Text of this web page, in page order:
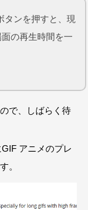
タンを押すと、現
の再生時間を一
で、しばらく待
アニメのプレ
。